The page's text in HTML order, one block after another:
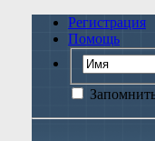
Регистрация
Помощь